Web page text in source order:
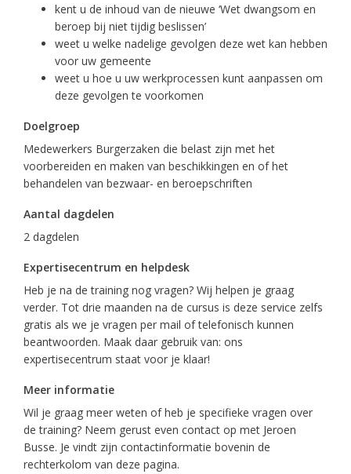
kent u de inhoud van de nieuwe ‘Wet dwangsom en
beroep bij niet tijdig beslissen’
weet u welke nadelige gevolgen deze wet kan hebben
voor uw gemeente
weet u hoe u uw werkprocessen kunt aanpassen om
deze gevolgen te voorkomen
Doelgroep
Medewerkers Burgerzaken die belast zijn met het
voorbereiden en maken van beschikkingen en of het
behandelen van bezwaar- en beroepschriften
Aantal dagdelen
2 dagdelen
Expertisecentrum en helpdesk
Heb je na de training nog vragen? Wij helpen je graag
verder. Tot drie maanden na de cursus is deze service zelfs
gratis als we je vragen per mail of telefonisch kunnen
beantwoorden. Maak daar gebruik van: ons
expertisecentrum staat voor je klaar!
Meer informatie
Wil je graag meer weten of heb je specifieke vragen over
de training? Neem gerust even contact op met Jeroen
Busse. Je vindt zijn contactinformatie bovenin de
rechterkolom van deze pagina.